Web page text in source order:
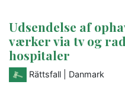
Udsendelse af
værker via tv og
hospitaler
Rättsfall | Danmark